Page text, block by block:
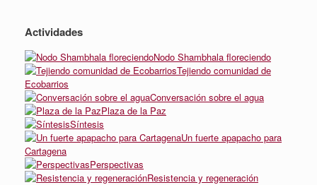
Actividades
Nodo Shambhala floreciendo
Tejiendo comunidad de
Ecobarrios
Conversación sobre el agua
Plaza de la Paz
Síntesis
Un fuerte apapacho para
Cartagena
Perspectivas
Resistencia y regeneración